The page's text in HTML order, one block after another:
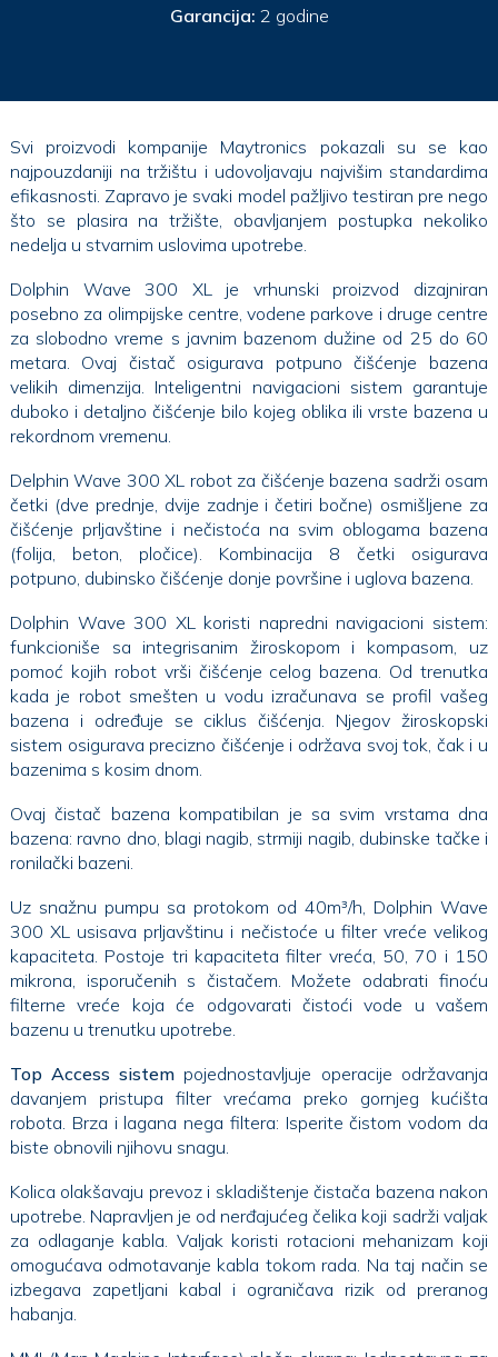
Garancija: 2 godine
Svi proizvodi kompanije Maytronics pokazali su se kao
najpouzdaniji na tržištu i udovoljavaju najvišim standardima
efikasnosti. Zapravo je svaki model pažljivo testiran pre nego
što se plasira na tržište, obavljanjem postupka nekoliko
nedelja u stvarnim uslovima upotrebe.
Dolphin Wave 300 XL je vrhunski proizvod dizajniran
posebno za olimpijske centre, vodene parkove i druge centre
za slobodno vreme s javnim bazenom dužine od 25 do 60
metara. Ovaj čistač osigurava potpuno čišćenje bazena
velikih dimenzija. Inteligentni navigacioni sistem garantuje
duboko i detaljno čišćenje bilo kojeg oblika ili vrste bazena u
rekordnom vremenu.
Delphin Wave 300 XL robot za čišćenje bazena sadrži osam
četki (dve prednje, dvije zadnje i četiri bočne) osmišljene za
čišćenje prljavštine i nečistoća na svim oblogama bazena
(folija, beton, pločice). Kombinacija 8 četki osigurava
potpuno, dubinsko čišćenje donje površine i uglova bazena.
Dolphin Wave 300 XL koristi napredni navigacioni sistem:
funkcioniše sa integrisanim žiroskopom i kompasom, uz
pomoć kojih robot vrši čišćenje celog bazena. Od trenutka
kada je robot smešten u vodu izračunava se profil vašeg
bazena i određuje se ciklus čišćenja. Njegov žiroskopski
sistem osigurava precizno čišćenje i održava svoj tok, čak i u
bazenima s kosim dnom.
Ovaj čistač bazena kompatibilan je sa svim vrstama dna
bazena: ravno dno, blagi nagib, strmiji nagib, dubinske tačke i
ronilački bazeni.
Uz snažnu pumpu sa protokom od 40m³/h, Dolphin Wave
300 XL usisava prljavštinu i nečistoće u filter vreće velikog
kapaciteta. Postoje tri kapaciteta filter vreća, 50, 70 i 150
mikrona, isporučenih s čistačem. Možete odabrati finoću
filterne vreće koja će odgovarati čistoći vode u vašem
bazenu u trenutku upotrebe.
Top Access sistem pojednostavljuje operacije održavanja
davanjem pristupa filter vrećama preko gornjeg kućišta
robota. Brza i lagana nega filtera: Isperite čistom vodom da
biste obnovili njihovu snagu.
Kolica olakšavaju prevoz i skladištenje čistača bazena nakon
upotrebe. Napravljen je od nerđajućeg čelika koji sadrži valjak
za odlaganje kabla. Valjak koristi rotacioni mehanizam koji
omogućava odmotavanje kabla tokom rada. Na taj način se
izbegava zapetljani kabal i ograničava rizik od preranog
habanja.